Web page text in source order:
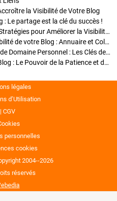
la Visibilité de Votre Blog
: Le partage est la clé du succès !
Optimisation SEO des Articles : Stratégies pour Améliorer la Visibilité de Votre Blog
Stratégies pour améliorer la visibilité de votre Blog : Annuaire et Collaborations
Pourquoi Investir dans un Nom de Domaine Personnel : Les Clés de la Réussite de Votre Blog
Comment Faire Émerger Votre Blog : Le Pouvoir de la Patience et de la Persévérance
légales
d’Utilisation
CGV
personnelles
cookies
2004--2026
réservés